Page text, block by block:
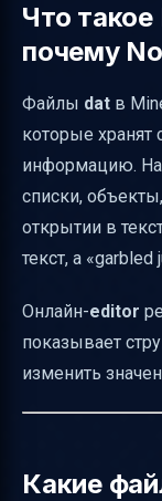
Быстрый
нажмёте
данные
Что такое
почему
Файлы dat в
которые хранят
информацию. На
списки,
открытии в
текст, а «garbled
Онлайн-editor
показывает
изменить
Какие